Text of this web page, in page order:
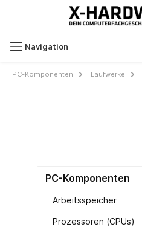
Navigation
PC-Komponenten Laufwerke
PC-Komponenten
Arbeitsspeicher
Prozessoren (CPUs)